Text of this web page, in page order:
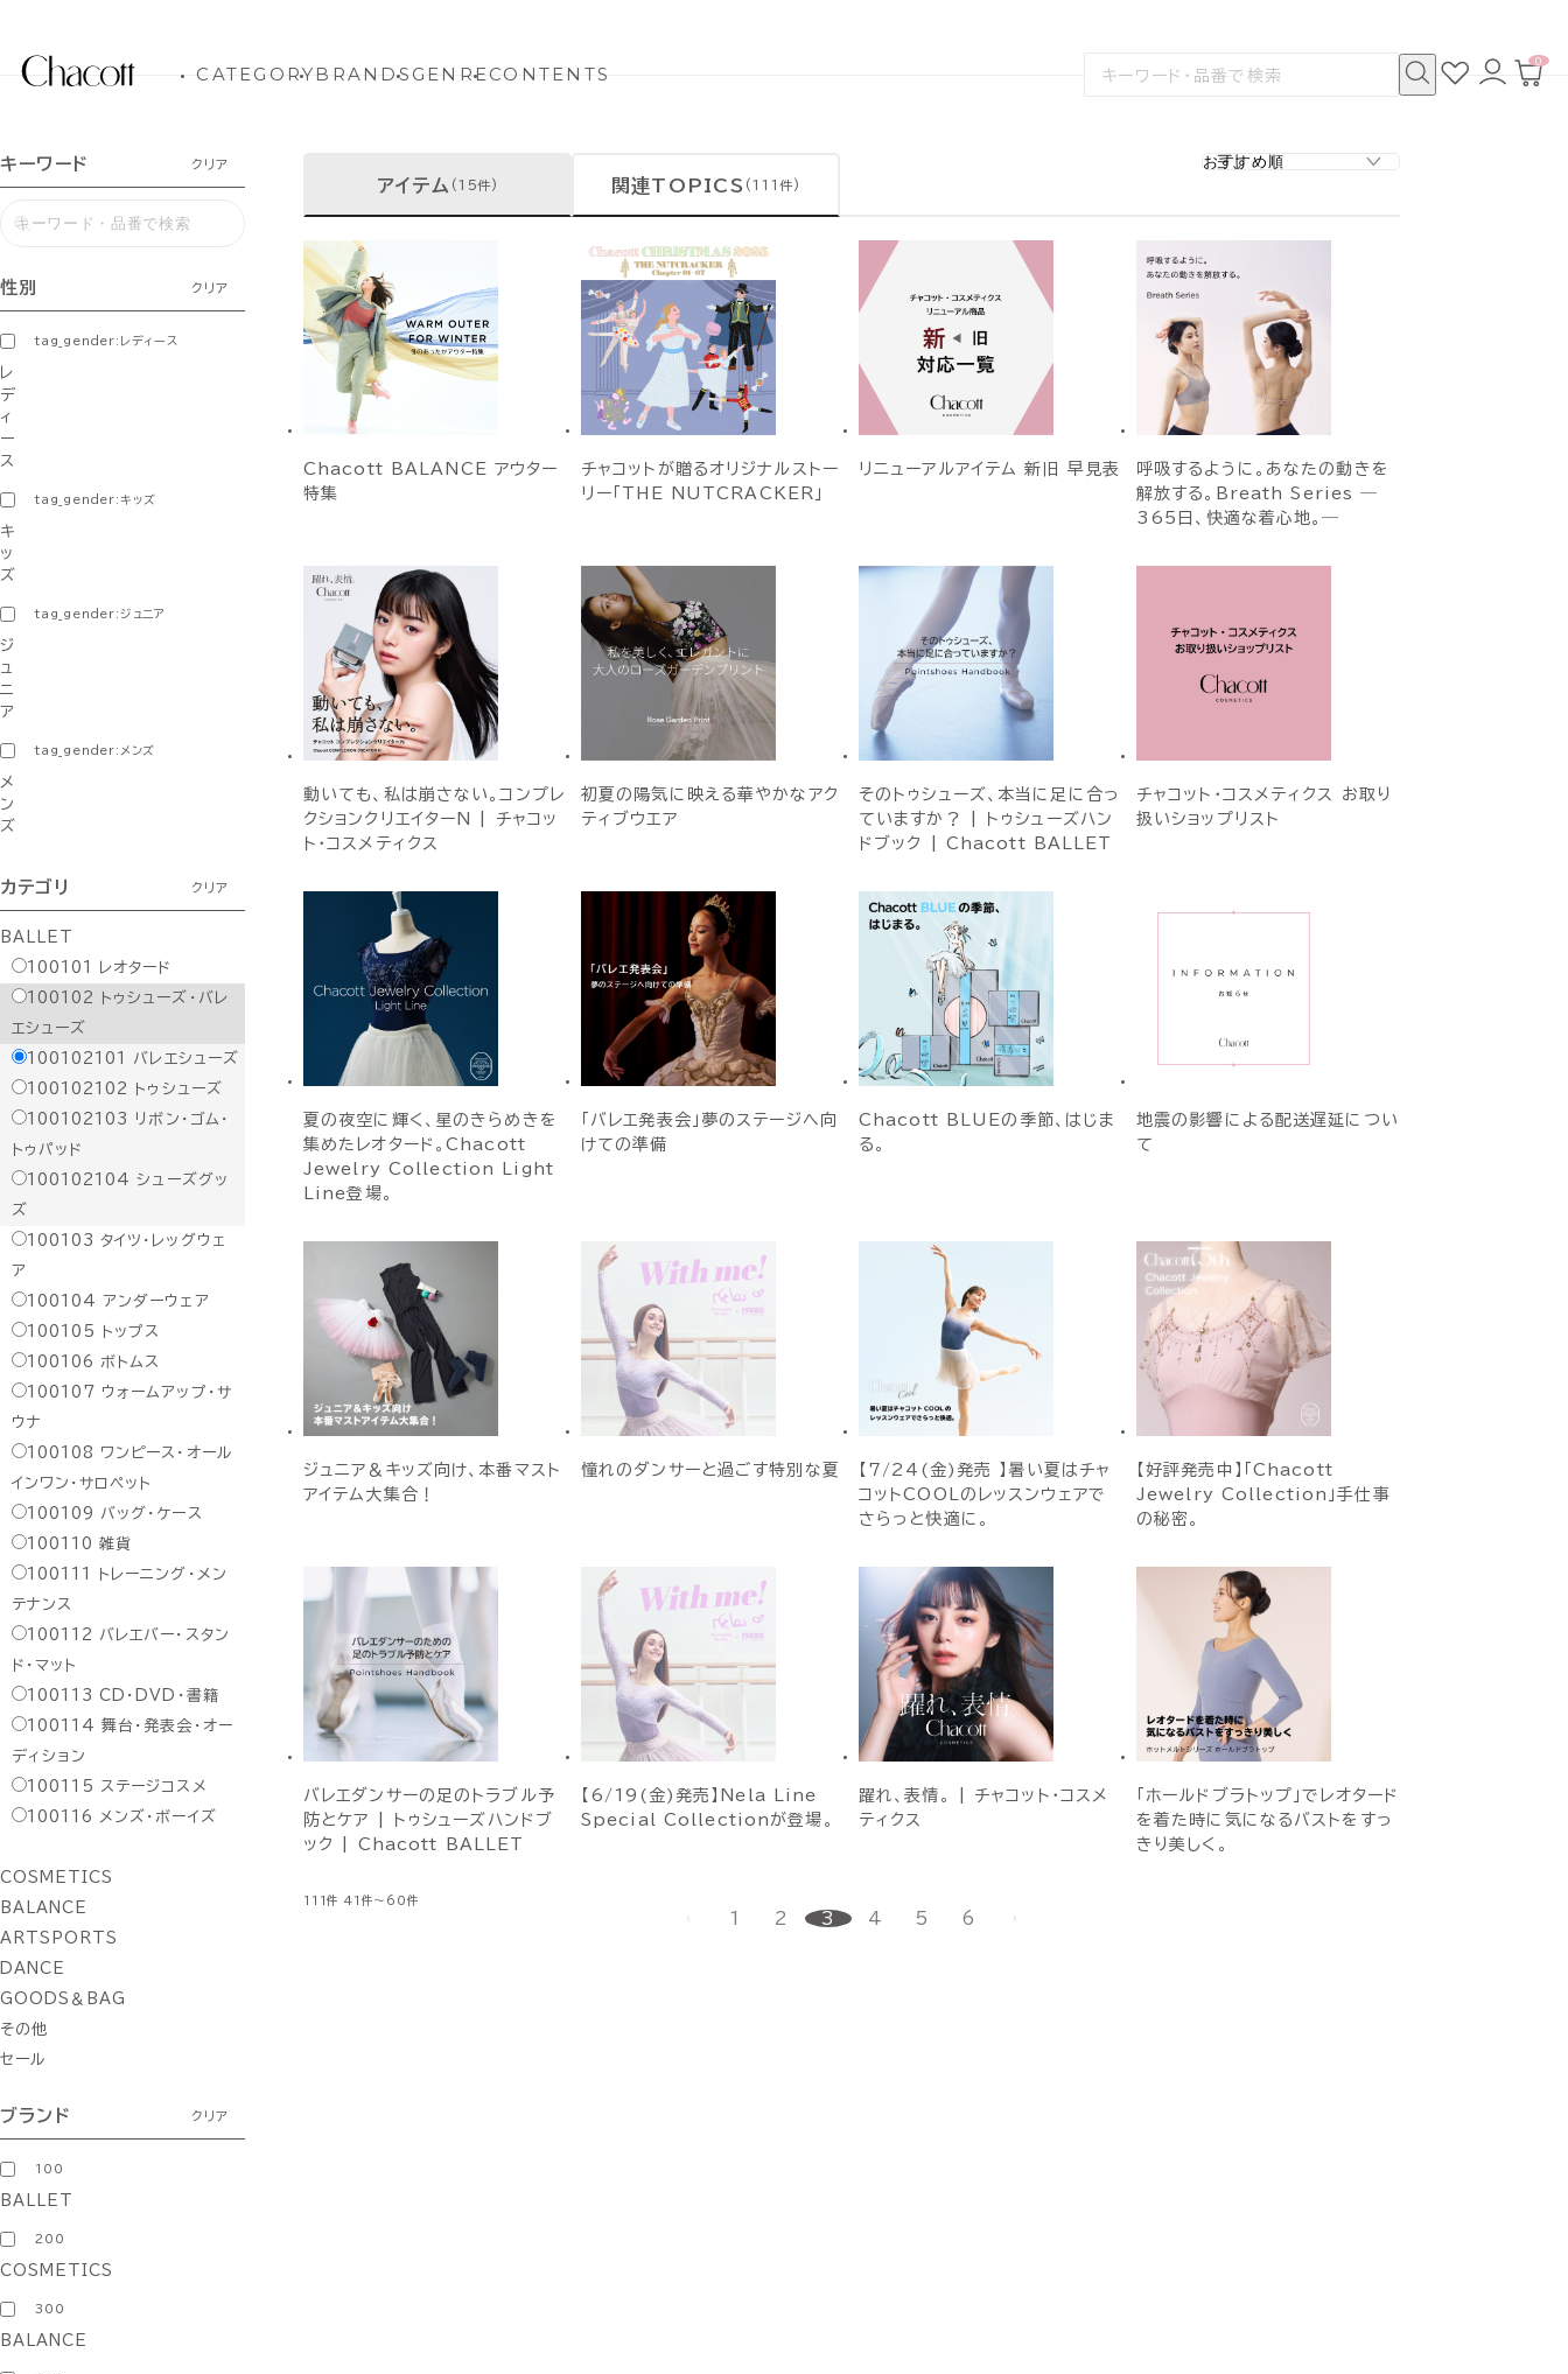
CATEGORYBRANDSGENRECONTENTS
検
お
気
ロ
グ
カ
0
キーワード クリア
性別 クリア
tag_gender:レディース
レ
デ
ィ
ー
ス
tag_gender:キッズ
キ
ッ
ズ
tag_gender:ジュニア
ジ
ュ
ニ
ア
tag_gender:メンズ
メ
ン
ズ
カテゴリ クリア
BALLET
100101
レオタード
100102
トゥシューズ・バレ
エシューズ
100102101
バレエシューズ
100102102
トゥシューズ
100102103
リボン・ゴム・
トゥパッド
100102104 シューズグッ
ズ
100103 タイツ・レッグウェ
ア
100104 アンダーウェア
100105
トップス
100106
ボトムス
100107
ウォームアップ・サ
ウナ
100108
ワンピース・オール
インワン・サロペット
100109
バッグ・ケース
100110 雑貨
100111
トレーニング・メン
テナンス
100112
バレエバー・スタン
ド・マット
100113 CD・DVD・書籍
100114 舞台・発表会・オー
ディション
100115
ステージコスメ
100116
メンズ・ボーイズ
COSMETICS
BALANCE
ARTSPORTS
DANCE
GOODS＆BAG
その他
セール
ブランド クリア
100
BALLET
200
COSMETICS
300
BALANCE
アイテム (15件) 関連TOPICS (111件)
Chacott BALANCE アウター
特集
チャコットが贈るオリジナルストー
リー「THE NUTCRACKER」
リニューアルアイテム 新旧 早見表
呼吸するように。あなたの動きを
解放する。Breath Series ―
365日、快適な着心地。―
動いても、私は崩さない。コンプレ
クションクリエイターN | チャコッ
ト・コスメティクス
初夏の陽気に映える華やかなアク
ティブウエア
そのトゥシューズ、本当に足に合っ
ていますか？ | トゥシューズハン
ドブック | Chacott BALLET
チャコット・コスメティクス お取り
扱いショップリスト
夏の夜空に輝く、星のきらめきを
集めたレオタード。Chacott
Jewelry Collection Light
Line登場。
「バレエ発表会」夢のステージへ向
けての準備
Chacott BLUEの季節、はじま
る。
地震の影響による配送遅延につい
て
ジュニア＆キッズ向け、本番マスト
アイテム大集合！
憧れのダンサーと過ごす特別な夏
【7/24(金)発売 】暑い夏はチャ
コットCOOLのレッスンウェアで
さらっと快適に。
【好評発売中】「Chacott
Jewelry Collection」手仕事
の秘密。
バレエダンサーの足のトラブル予
防とケア | トゥシューズハンドブ
ック | Chacott BALLET
【6/19(金)発売】Nela Line
Special Collectionが登場。
躍れ、表情。 | チャコット・コスメ
ティクス
「ホールドブラトップ」でレオタード
を着た時に気になるバストをすっ
きり美しく。
111件 41件～60件
1 2 3 4 5 6